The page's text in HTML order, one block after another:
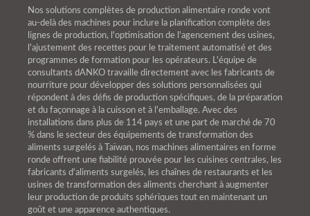
Nos solutions complètes de production alimentaire ronde vont
au-delà des machines pour inclure la planification complète des
lignes de production, l'optimisation de l'agencement des usines,
l'ajustement des recettes pour le traitement automatisé et des
programmes de formation pour les opérateurs. L'équipe de
consultants dANKO travaille directement avec les fabricants de
nourriture pour développer des solutions personnalisées qui
répondent à des défis de production spécifiques, de la préparation
et du façonnage à la cuisson et à l'emballage. Avec des
installations dans plus de 114 pays et une part de marché de 70
% dans le secteur des équipements de transformation des
aliments surgelés à Taïwan, nos machines alimentaires en forme
ronde offrent une fiabilité prouvée pour les cuisines centrales, les
fabricants d'aliments surgelés, les chaînes de restaurants et les
usines de transformation des aliments cherchant à augmenter
leur production de produits sphériques tout en maintenant un
goût et une apparence authentiques.